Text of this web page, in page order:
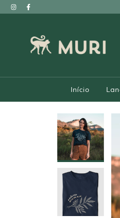
Início